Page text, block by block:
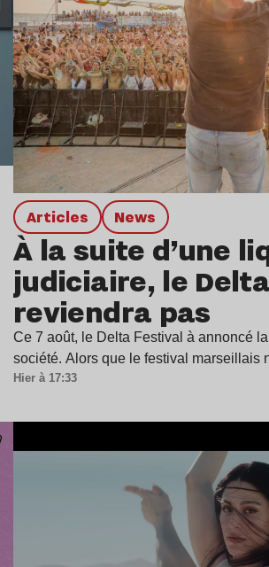
Articles news
À la suite d’une
judiciaire, le
reviendra pas
Ce 7 août, le Delta Festival à annoncé
société. Alors que le festival marseillais
Hier à 17:33